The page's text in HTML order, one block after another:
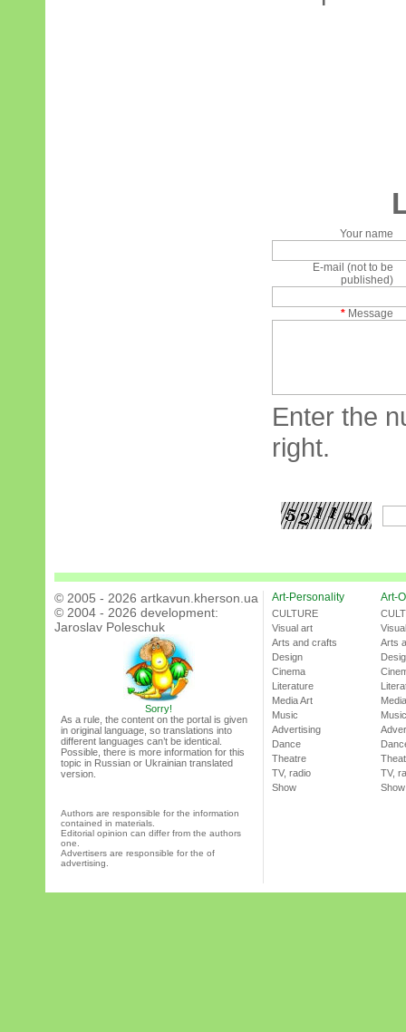
Your name
E-mail (not to be
published)
* Message
Enter the
right.
© 2005 - 2026 artkavun.kherson.ua
© 2004 - 2026 development:
Jaroslav Poleschuk
Sorry!
As a rule, the content on the portal is given
in original language, so translations into
different languages can’t be identical.
Possible, there is more information for this
topic in Russian or Ukrainian translated
version.
Authors are responsible for the information
contained in materials.
Editorial opinion can differ from the authors
one.
Advertisers are responsible for the of
advertising.
Art-Personality
CULTURE
Visual art
Arts and crafts
Design
Cinema
Literature
Media Art
Music
Advertising
Dance
Theatre
TV, radio
Show
Art-
Arts
Music
TV,
Show